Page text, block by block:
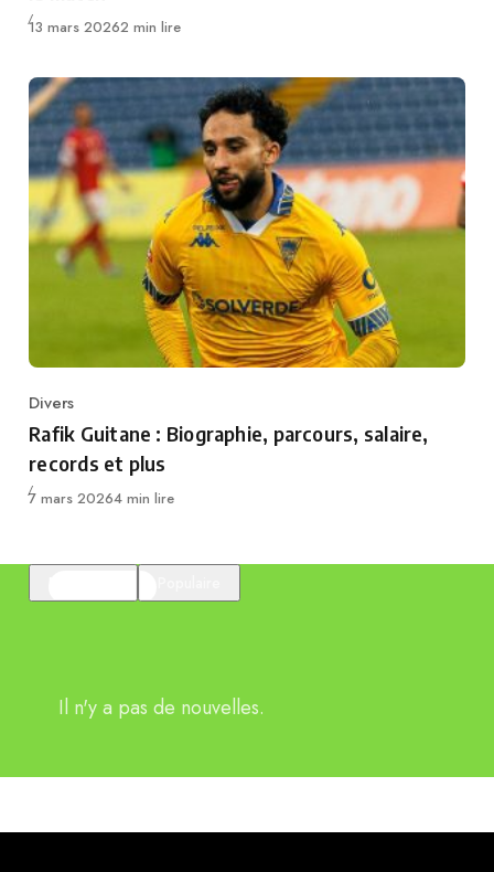
Publié
13 mars 20262 min lire
Category
Divers
Rafik Guitane : Biographie, parcours, salaire,
records et plus
Publié
7 mars 20264 min lire
Il n'y a pas de nouvelles.